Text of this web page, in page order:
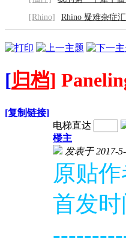
[Rhino]
Rhino 疑难杂症
[归档]
[复制链接]
电梯直达
楼主
发表于 2017-
原贴
首发时